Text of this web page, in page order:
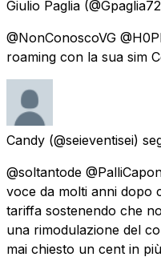
Giulio Paglia
@NonConoscoVG
roaming con la sua sim
Candy (@seieventisei)
@soltantode
voce da molti anni dopo
tariffa sostenendo che
una rimodulazione del
mai chiesto un cent in